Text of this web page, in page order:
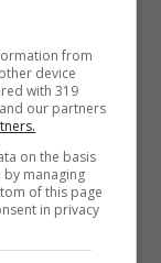
agli
from
device
with 319
our partners
on the basis
managing
of this page
in privacy